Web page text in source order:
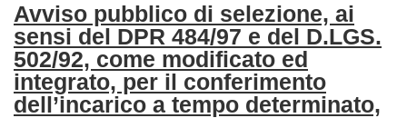
Avviso pubblico di selezione, ai
sensi del DPR 484/97 e del D.LGS.
502/92, come modificato ed
integrato, per il conferimento
dell’incarico a tempo determinato,